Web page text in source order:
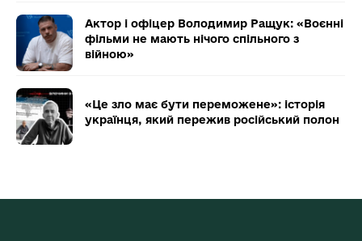
Актор і офіцер Володимир Ращук: «Воєнні
фільми не мають нічого спільного з
війною»
«Це зло має бути переможене»: історія
українця, який пережив російський полон